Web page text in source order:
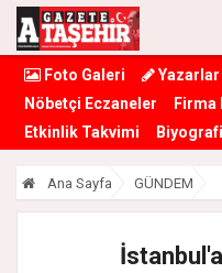
Foto Galeri Yazarlar
Nöbetçi Eczaneler
Firma
Etkinlik Takvimi
Ana Sayfa GÜNDEM